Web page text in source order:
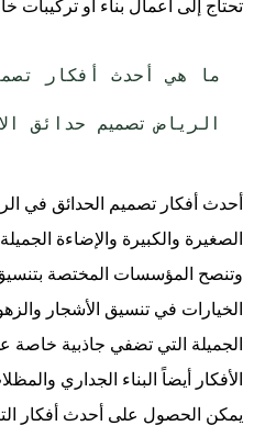
تحتاج إلى أعمال بناء أو تركيبات
ما هي أحدث أفكار
الرياض تصميم حدائق
أحدث أفكار تصميم الحدائق في
الصغيرة والكبيرة والإضاءة
وتنصح المؤسسات المختصة
الخيارات في تنسيق الأشجار
الجميلة التي تضفي جاذبية
الأفكار أيضاً البناء الجداري
يمكن الحصول على أحدث أفكار